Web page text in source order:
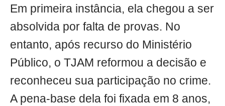
Em primeira instância, ela chegou a ser
absolvida por falta de provas. No
entanto, após recurso do Ministério
Público, o TJAM reformou a decisão e
reconheceu sua participação no crime.
A pena-base dela foi fixada em 8 anos,